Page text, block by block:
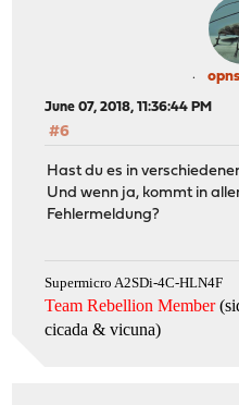
June 07, 2018, 11:36:44 PM
#6
Hast du es in
Und wenn ja, kommt in
Fehlermeldung?
Supermicro A2SDi-4C-HLN4F
Team Rebellion Member
cicada & vicuna)